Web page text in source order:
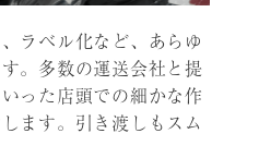
ラベル化など、あらゆ
。多数の運送会社と提
った店頭での細かな作
ます。引き渡しもスム